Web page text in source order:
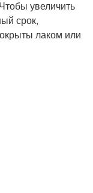
увеличить
срок,
лаком или